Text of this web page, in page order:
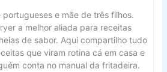
portugueses e mãe de três filhos.
a melhor aliada para receitas
de sabor. Aqui compartilho tudo
que viram rotina cá em casa e
conta no manual da fritadeira.